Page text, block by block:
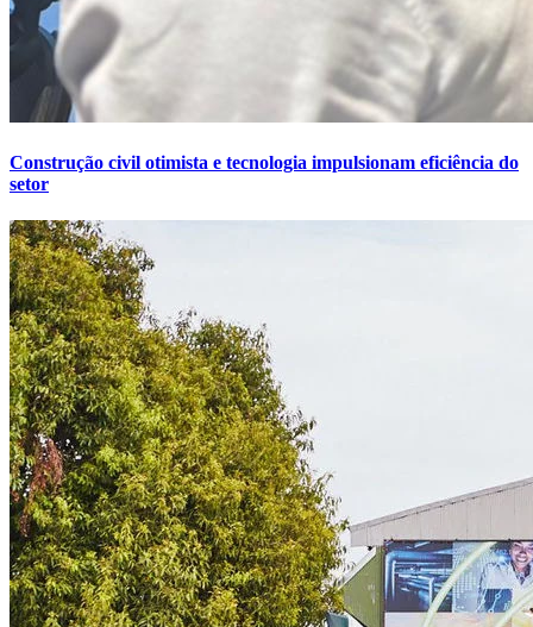
Construção civil otimista e tecnologia impulsionam eficiência do
setor